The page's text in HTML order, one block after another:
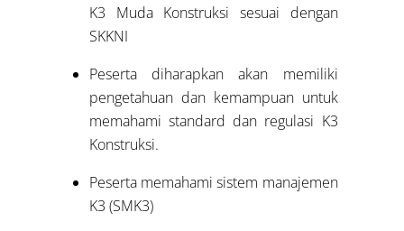
K3 Muda Konstruksi sesuai dengan
SKKNI
Peserta diharapkan akan memiliki
pengetahuan dan kemampuan untuk
memahami standard dan regulasi K3
Konstruksi.
Peserta memahami sistem manajemen
K3 (SMK3)